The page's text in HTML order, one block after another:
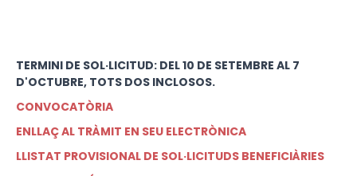
TERMINI DE SOL·LICITUD: DEL 10 DE SETEMBRE AL 7
D'OCTUBRE, TOTS DOS INCLOSOS.
CONVOCATÒRIA
ENLLAÇ AL TRÀMIT EN SEU ELECTRÒNICA
LLISTAT PROVISIONAL DE SOL·LICITUDS BENEFICIÀRIES